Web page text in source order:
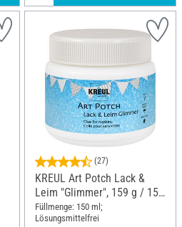
(27)
KREUL Art Potch Lack &
Leim "Glimmer", 159 g / 150
ml
Füllmenge: 150 ml;
Lösungsmittelfrei